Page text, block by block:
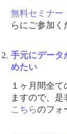
無料セミナー
らにご参加く
手元にデータ
めたい
１ヶ月間全
ますので、
こちらのフォ